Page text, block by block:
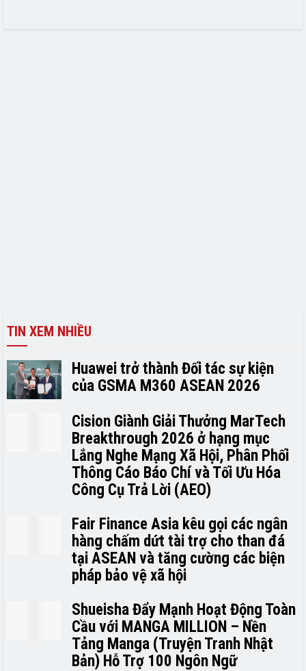
TIN XEM NHIỀU
Huawei trở thành Đối tác sự kiện
của GSMA M360 ASEAN 2026
Cision Giành Giải Thưởng MarTech
Breakthrough 2026 ở hạng mục
Lắng Nghe Mạng Xã Hội, Phân Phối
Thông Cáo Báo Chí và Tối Ưu Hóa
Công Cụ Trả Lời (AEO)
Fair Finance Asia kêu gọi các ngân
hàng chấm dứt tài trợ cho than đá
tại ASEAN và tăng cường các biện
pháp bảo vệ xã hội
Shueisha Đẩy Mạnh Hoạt Động Toàn
Cầu với MANGA MILLION – Nền
Tảng Manga (Truyện Tranh Nhật
Bản) Hỗ Trợ 100 Ngôn Ngữ